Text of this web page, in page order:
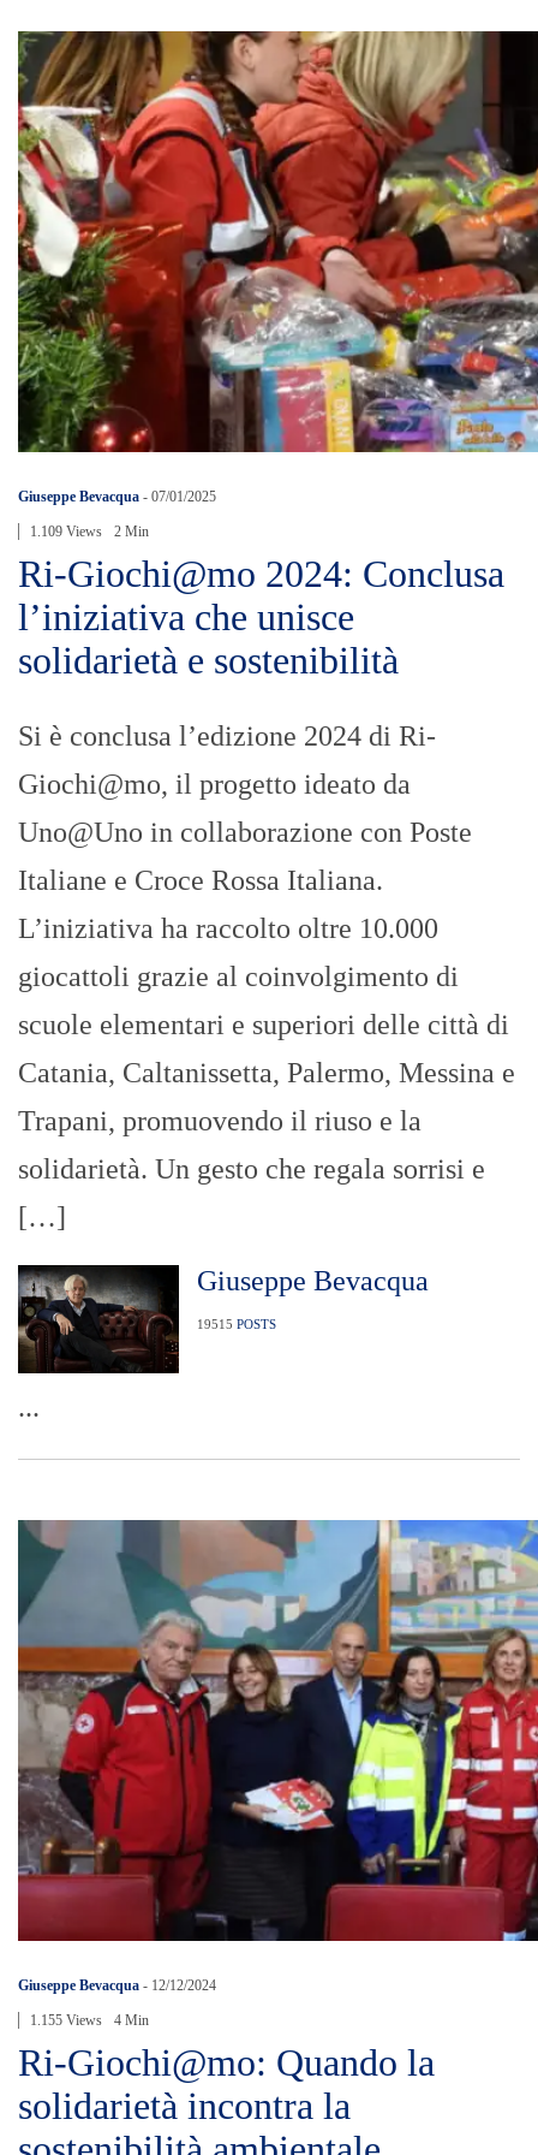
Giuseppe Bevacqua - 07/01/2025
1.109 Views 2 Min
Ri-Giochi@mo 2024: Conclusa
l’iniziativa che unisce
solidarietà e sostenibilità
Si è conclusa l’edizione 2024 di Ri-
Giochi@mo, il progetto ideato da
Uno@Uno in collaborazione con Poste
Italiane e Croce Rossa Italiana.
L’iniziativa ha raccolto oltre 10.000
giocattoli grazie al coinvolgimento di
scuole elementari e superiori delle città di
Catania, Caltanissetta, Palermo, Messina e
Trapani, promuovendo il riuso e la
solidarietà. Un gesto che regala sorrisi e
[…]
Giuseppe Bevacqua
19515 POSTS
...
Giuseppe Bevacqua - 12/12/2024
1.155 Views 4 Min
Ri-Giochi@mo: Quando la
solidarietà incontra la